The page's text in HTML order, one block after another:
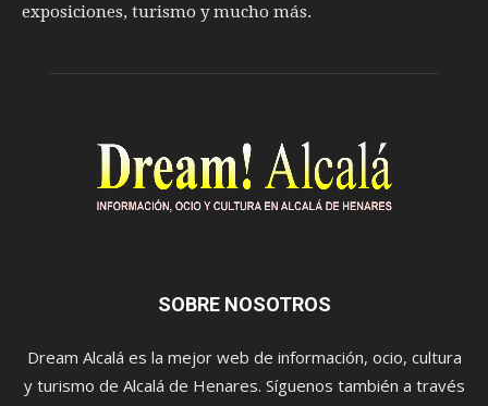
exposiciones, turismo y mucho más.
SOBRE NOSOTROS
Dream Alcalá es la mejor web de información, ocio, cultura
y turismo de Alcalá de Henares. Síguenos también a través